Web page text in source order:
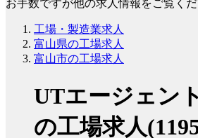
お手数ですが他の求人情報をご覧くだ
工場・製造業求人
富山県の工場求人
富山市の工場求人
UTエージェン
の工場求人